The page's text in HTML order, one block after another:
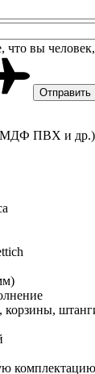
что вы
МДФ ПВХ и др.)
корзины,
комплектацию